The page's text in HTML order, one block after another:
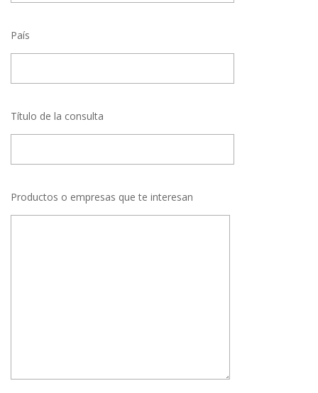
País
Título de la consulta
Productos o empresas que te interesan